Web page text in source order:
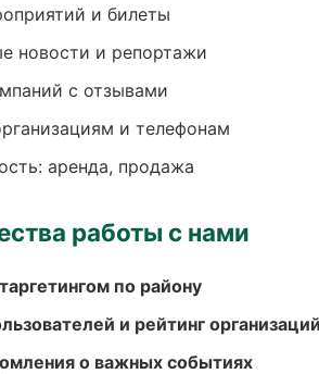
и билеты
новости и репортажи
с отзывами
и телефонам
аренда, продажа
работы с нами
по району
и рейтинг
о важных событиях